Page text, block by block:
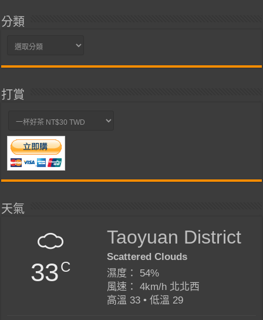
分類
分
打賞
天氣
33C
Taoyuan District
Scattered Clouds
濕度： 54%
風速： 4km/h 北北西
高溫 33 • 低溫 29